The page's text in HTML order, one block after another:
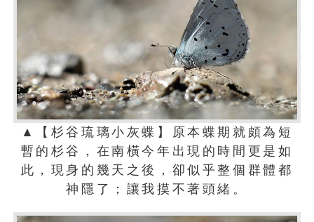
▲【杉谷琉璃小灰蝶】原本蝶期就頗為短
暫的杉谷，在南橫今年出現的時間更是如
此，現身的幾天之後，卻似乎整個群體都
神隱了；讓我摸不著頭緒。